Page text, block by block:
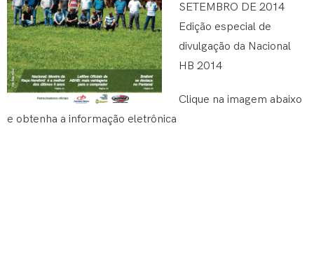
SETEMBRO DE 2014
Edição especial de
divulgação da Nacional
HB 2014
Clique na imagem abaixo
e obtenha a informação eletrônica